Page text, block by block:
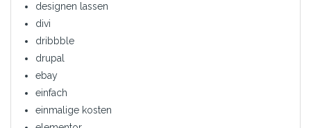
designen lassen
divi
dribbble
drupal
ebay
einfach
einmalige kosten